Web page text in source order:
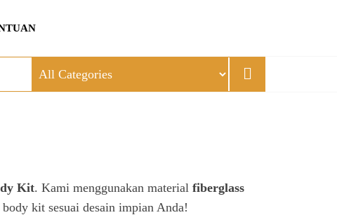
Kit. Kami menggunakan material fiberglass
kit sesuai desain impian Anda!